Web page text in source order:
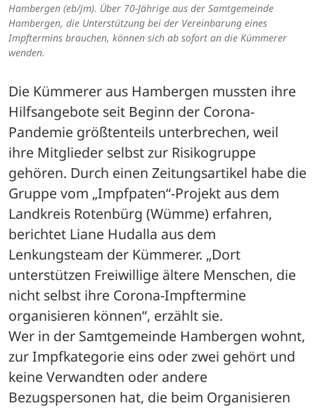
Hambergen (eb/jm). Über 70-Jährige aus der Samtgemeinde
Hambergen, die Unterstützung bei der Vereinbarung eines
Impftermins brauchen, können sich ab sofort an die Kümmerer
wenden.
Die Kümmerer aus Hambergen mussten ihre
Hilfsangebote seit Beginn der Corona-
Pandemie größtenteils unterbrechen, weil
ihre Mitglieder selbst zur Risikogruppe
gehören. Durch einen Zeitungsartikel habe die
Gruppe vom „Impfpaten“-Projekt aus dem
Landkreis Rotenbürg (Wümme) erfahren,
berichtet Liane Hudalla aus dem
Lenkungsteam der Kümmerer. „Dort
unterstützen Freiwillige ältere Menschen, die
nicht selbst ihre Corona-Impftermine
organisieren können“, erzählt sie.
Wer in der Samtgemeinde Hambergen wohnt,
zur Impfkategorie eins oder zwei gehört und
keine Verwandten oder andere
Bezugspersonen hat, die beim Organisieren